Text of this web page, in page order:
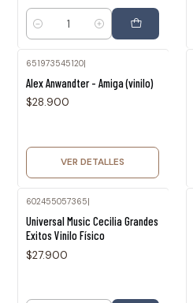
Cantidad
651973545120|
Alex Anwandter - Amiga (vinilo)
$28.900
VER DETALLES
602455057365
Universal Music Cecilia Grandes
Exitos Vinilo Físico
$27.900